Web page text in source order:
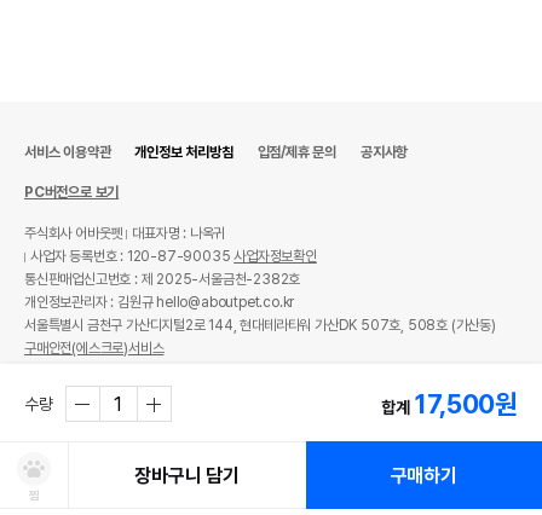
수량 합계 17,500원
찜
장바구니 담기 구매하기
서비스 이용약관 개인정보 처리방침 입점/제휴 문의 공지사항
PC버전으로 보기
주식회사 어바웃펫
대표자명 : 나옥귀
사업자 등록번호 : 120-87-90035사업자정보확인
통신판매업신고번호 : 제 2025-서울금천-2382호
개인정보관리자 : 김원규 hello@aboutpet.co.kr
서울특별시 금천구 가산디지털2로 144, 현대테라타워 가산DK 507호, 508호 (가산동)
구매안전(에스크로)서비스